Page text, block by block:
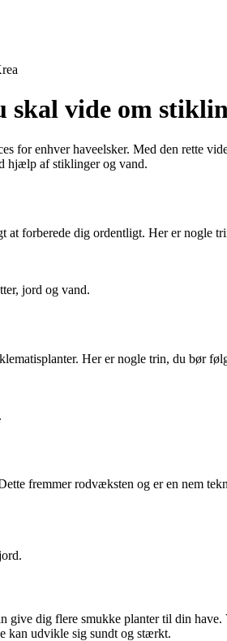
vide om
enhver haveelsker. Med den rette
hjælp af stiklinger og vand.
at forberede dig ordentligt. Her er nogle
jord og vand.
Her er nogle trin, du bør
fremmer rodvæksten og er en nem
dig flere smukke planter til din
kan udvikle sig sundt og stærkt.